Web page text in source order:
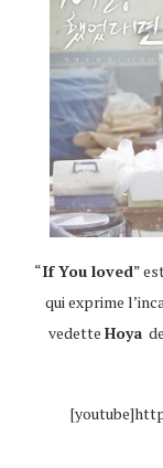
“If You loved”
qui exprime
vedette Hoya